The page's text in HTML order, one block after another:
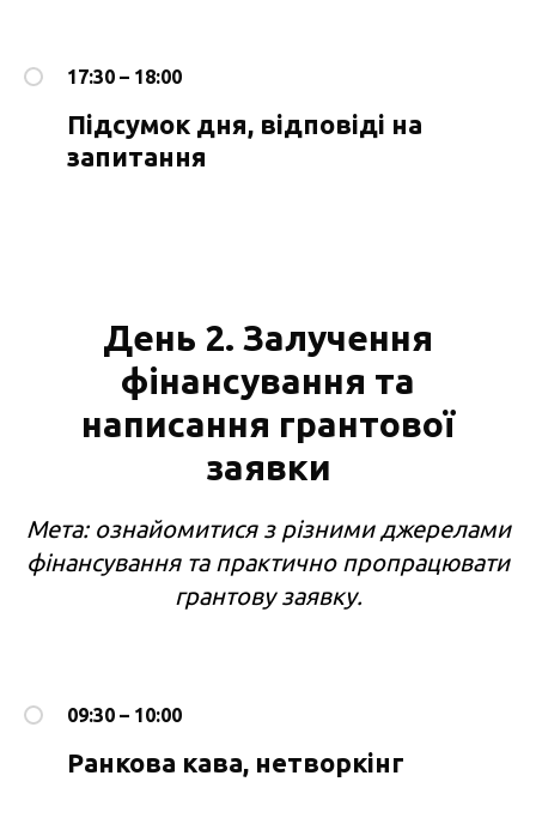
17:30 – 18:00
Підсумок дня, відповіді на
запитання
День 2. Залучення
фінансування та
написання грантової
заявки
Мета: ознайомитися з різними джерелами
фінансування та практично пропрацювати
грантову заявку.
09:30 – 10:00
Ранкова кава, нетворкінг